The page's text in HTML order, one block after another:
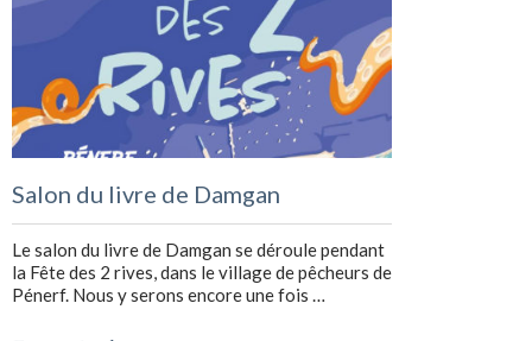
Salon du livre de Damgan
Le salon du livre de Damgan se déroule pendant
la Fête des 2 rives, dans le village de pêcheurs de
Pénerf. Nous y serons encore une fois …